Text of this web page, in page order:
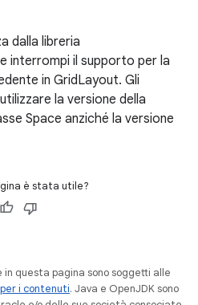
dalla libreria
e interrompi il supporto per la
in GridLayout. Gli
la versione della
Space anziché la versione
è stata utile?
questa pagina sono soggetti alle
i contenuti. Java e OpenJDK sono